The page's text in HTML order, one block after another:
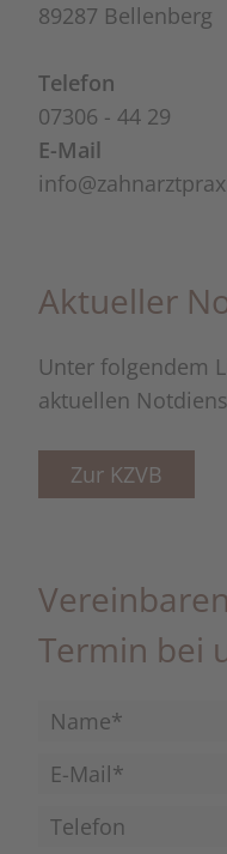
89287 Bellenberg
Telefon
07306 - 44 29
E-Mail
Aktueller
Unter folgendem
aktuellen
Zur KZVB
Termin bei